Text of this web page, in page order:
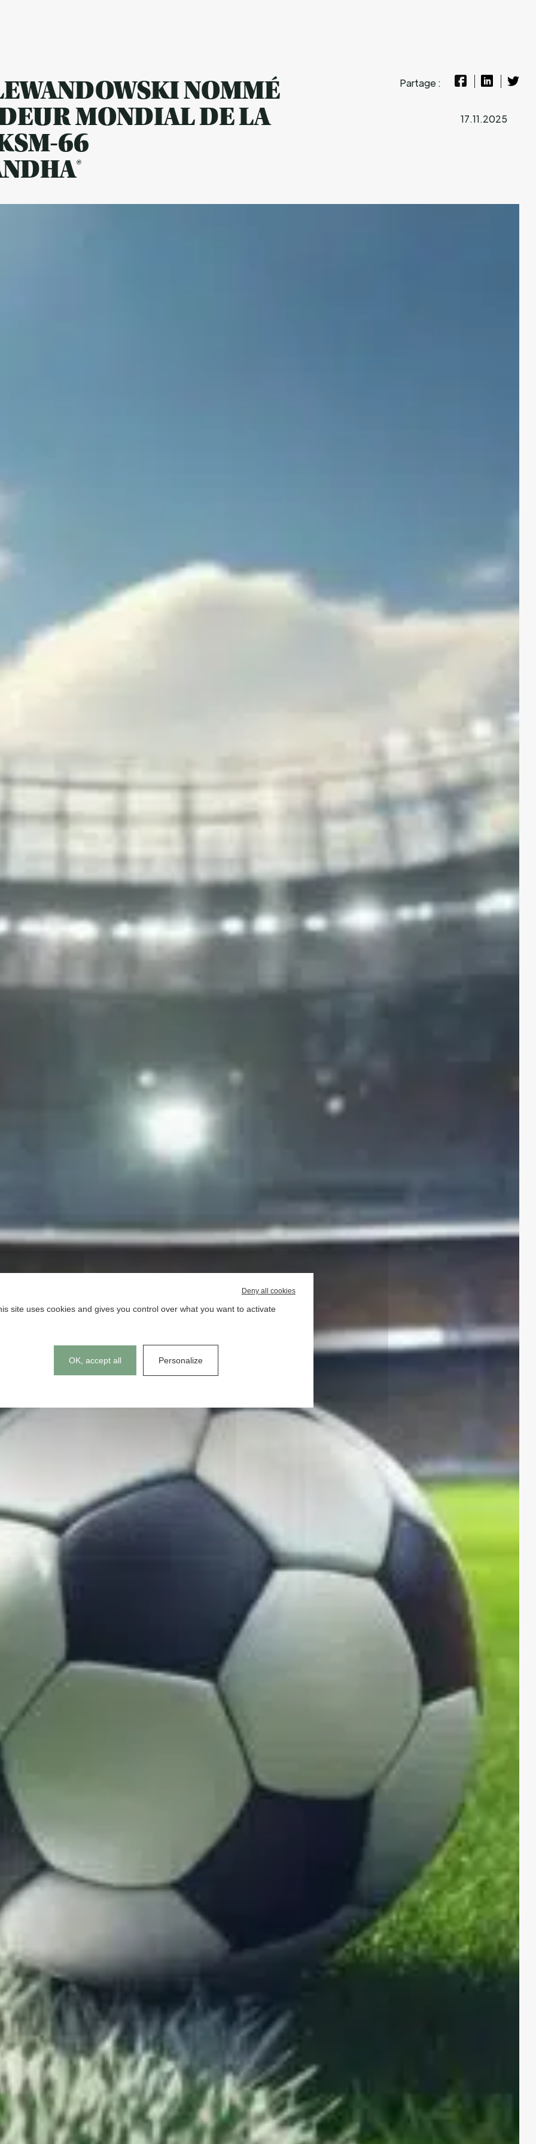
NOMMÉ
MONDIAL DE LA
66
Partage :
17.11.2025
site uses cookies and gives you control over what you want to activate
OK, accept all
Deny all cookies
Personalize